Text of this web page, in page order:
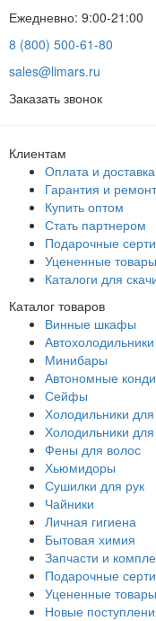
Ежедневно: 9:00-21:00
8 (800) 500-61-80
sales@limars.ru
Заказать звонок
Клиентам
Оплата и доставка
Гарантия и ремонт
Купить оптом
Стать партнером
Подарочные
Уцененные товары
Каталоги для
Каталог товаров
Винные шкафы
Автохолодильники
Минибары
Автономные
Сейфы
Холодильники
Холодильники
Фены для волос
Хьюмидоры
Сушилки для рук
Чайники
Личная гигиена
Бытовая химия
Запчасти и
Подарочные
Уцененные товары
Новые